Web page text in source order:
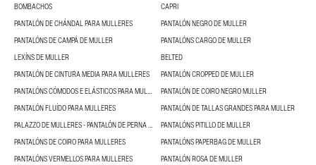
BOMBACHOS
CAPRI
PANTALÓN DE CHÁNDAL PARA MULLERES
PANTALÓN NEGRO DE MULLER
PANTALÓNS DE CAMPÁ DE MULLER
PANTALÓNS CARGO DE MULLER
LEXÍNS DE MULLER
BELTED
PANTALÓN DE CINTURA MEDIA PARA MULLERES
PANTALÓN CROPPED DE MULLER
PANTALÓNS CÓMODOS E ELÁSTICOS PARA MULLERES
PANTALÓN DE COIRO NEGRO MULLER
PANTALÓN FLUÍDO PARA MULLERES
PANTALÓN DE TALLAS GRANDES PARA MULLER
PALAZZO DE MULLERES - PANTALÓN DE PERNA ANCHA
PANTALÓNS PITILLO DE MULLER
PANTALÓNS DE COIRO PARA MULLERES
PANTALÓNS PAPERBAG DE MULLER
PANTALÓNS VERMELLOS PARA MULLERES
PANTALÓN ROSA DE MULLER